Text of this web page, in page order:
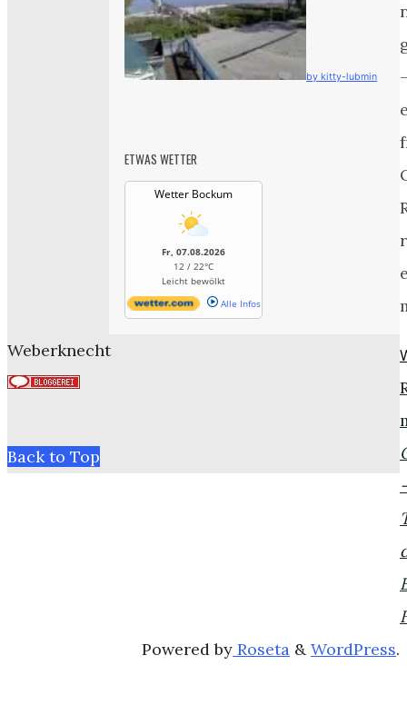
by kitty-lubmin
ETWAS WETTER
Wetter Bockum
Fr, 07.08.2026
12 / 22°C
Leicht bewölkt
Alle Infos
Powered by Roseta & WordPress.
Weberknecht
Back to Top